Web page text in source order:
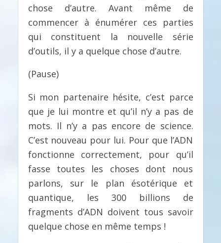
chose d’autre. Avant même de
commencer à énumérer ces parties
qui constituent la nouvelle série
d’outils, il y a quelque chose d’autre.
(Pause)
Si mon partenaire hésite, c’est parce
que je lui montre et qu’il n’y a pas de
mots. Il n’y a pas encore de science.
C’est nouveau pour lui. Pour que l’ADN
fonctionne correctement, pour qu’il
fasse toutes les choses dont nous
parlons, sur le plan ésotérique et
quantique, les 300 billions de
fragments d’ADN doivent tous savoir
quelque chose en même temps !